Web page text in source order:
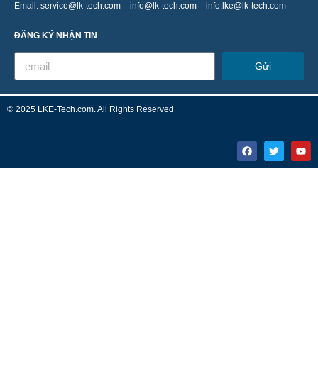
Email: service@lk-tech.com – info@lk-tech.com – info.lke@lk-tech.com
ĐĂNG KÝ NHẬN TIN
Gửi
© 2025 LKE-Tech.com. All Rights Reserved